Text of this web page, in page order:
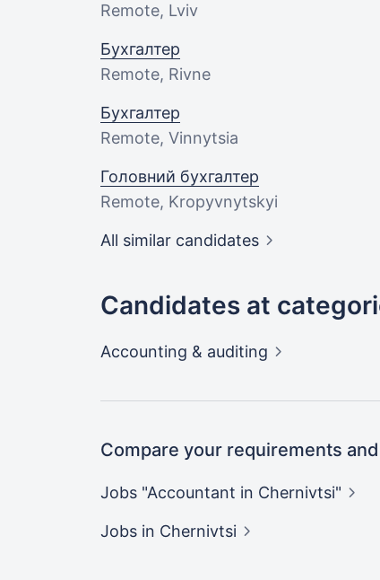
Remote, Lviv
Бухгалтер
Remote, Rivne
Бухгалтер
Remote, Vinnytsia
Головний бухгалтер
Remote, Kropyvnytskyi
All similar candidates
Candidates at
Accounting & auditing
Compare your requirements
Jobs "Accountant in Chernivtsi"
Jobs in Chernivtsi